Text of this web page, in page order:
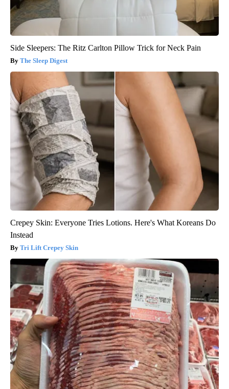
Side Sleepers: The Ritz Carlton Pillow Trick for Neck Pain
The Sleep Digest
Crepey Skin: Everyone Tries Lotions. Here's What Koreans Do
Instead
Tri Lift Crepey Skin